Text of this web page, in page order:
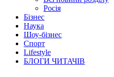
Росія
Бізнес
Наука
Шоу-бізнес
Спорт
Lifestyle
БЛОГИ ЧИТАЧІВ